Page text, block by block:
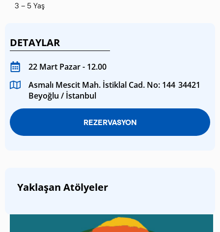
3 – 5 Yaş
DETAYLAR
22 Mart Pazar - 12.00
Asmalı Mescit Mah. İstiklal Cad. No: 144 34421
Beyoğlu / İstanbul
REZERVASYON
Yaklaşan Atölyeler